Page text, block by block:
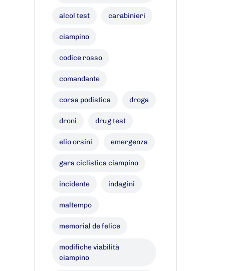
alcol test carabinieri
ciampino
codice rosso
comandante
corsa podistica droga
droni drug test
elio orsini emergenza
gara ciclistica ciampino
incidente indagini
maltempo
memorial de felice
modifiche viabilità
ciampino